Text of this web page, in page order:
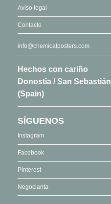
Aviso legal
Contacto
info@chemicalposters.com
Hechos con cariño
Donostia / San Sebastián
(Spain)
SÍGUENOS
Instagram
Facebook
Pinterest
Negocianta